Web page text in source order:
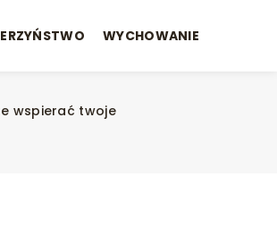
WYCHOWANIE
wspierać twoje